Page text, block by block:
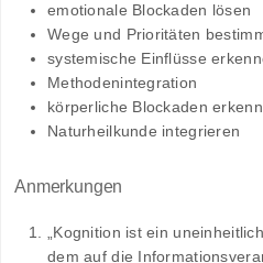
emotionale Blockaden lösen
Wege und Prioritäten
systemische Einflüsse
Methodenintegration
körperliche Blockaden
Naturheilkunde integrieren
Anmerkungen
„Kognition ist ein
dem auf die